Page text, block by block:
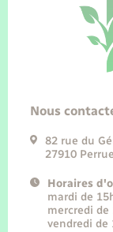
Nous
82 rue du
27910
Horaires
mardi de
mercredi de
vendredi de